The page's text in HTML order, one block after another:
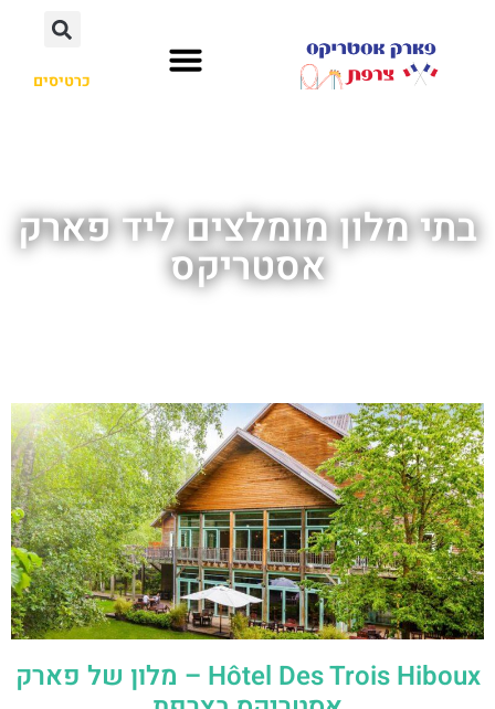
כרטיסים
בתי מלון מומלצים ליד פארק
אסטריקס
Hôtel Des Trois Hiboux – מלון של פארק